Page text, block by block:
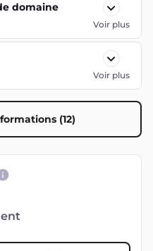
domaine
Voir plus
Voir plus
(12)